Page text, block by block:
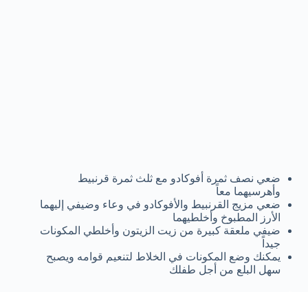
ضعي نصف ثمرة أفوكادو مع ثلث ثمرة قرنبیط
وأھرسیھما معاً
ضعي مزیج القرنبیط والأفوكادو في وعاء وضیفي إلیھما
الأرز المطبوخ وأخلطیھما
ضیفي ملعقة كبیرة من زیت الزیتون وأخلطي المكونات
جیداً
یمكنك وضع المكونات في الخلاط لتنعیم قوامه ویصبح
سھل البلع من أجل طفلك